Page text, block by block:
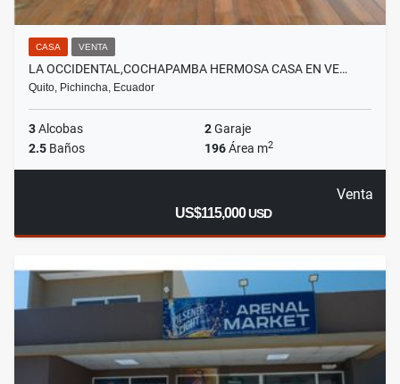
CASA VENTA
LA OCCIDENTAL,COCHAPAMBA HERMOSA CASA EN VE…
Quito, Pichincha, Ecuador
3Alcobas 2Garaje
2.5 Baños 196Área m2
Venta
US$115,000USD